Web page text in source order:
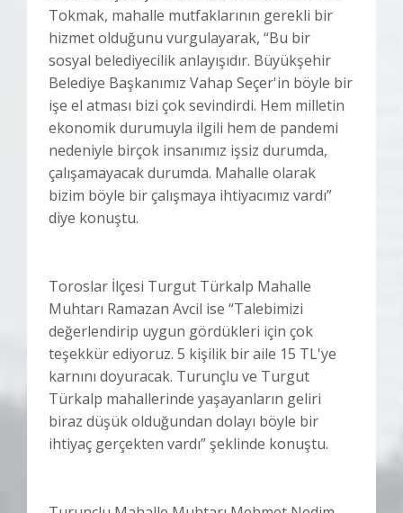
Tokmak, mahalle mutfaklarının gerekli bir
hizmet olduğunu vurgulayarak, “Bu bir
sosyal belediyecilik anlayışıdır. Büyükşehir
Belediye Başkanımız Vahap Seçer'in böyle bir
işe el atması bizi çok sevindirdi. Hem milletin
ekonomik durumuyla ilgili hem de pandemi
nedeniyle birçok insanımız işsiz durumda,
çalışamayacak durumda. Mahalle olarak
bizim böyle bir çalışmaya ihtiyacımız vardı”
diye konuştu.
Toroslar İlçesi Turgut Türkalp Mahalle
Muhtarı Ramazan Avcil ise “Talebimizi
değerlendirip uygun gördükleri için çok
teşekkür ediyoruz. 5 kişilik bir aile 15 TL'ye
karnını doyuracak. Turunçlu ve Turgut
Türkalp mahallerinde yaşayanların geliri
biraz düşük olduğundan dolayı böyle bir
ihtiyaç gerçekten vardı” şeklinde konuştu.